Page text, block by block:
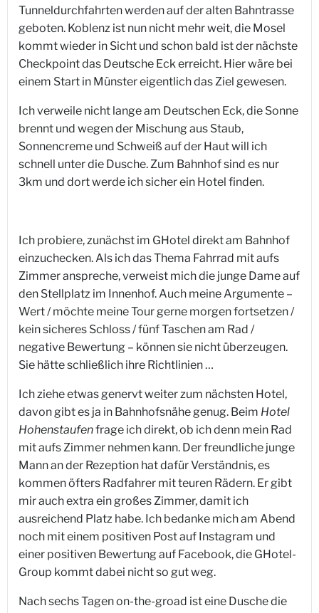
Tunneldurchfahrten werden auf der alten Bahntrasse
geboten. Koblenz ist nun nicht mehr weit, die Mosel
kommt wieder in Sicht und schon bald ist der nächste
Checkpoint das Deutsche Eck erreicht. Hier wäre bei
einem Start in Münster eigentlich das Ziel gewesen.
Ich verweile nicht lange am Deutschen Eck, die Sonne
brennt und wegen der Mischung aus Staub,
Sonnencreme und Schweiß auf der Haut will ich
schnell unter die Dusche. Zum Bahnhof sind es nur
3km und dort werde ich sicher ein Hotel finden.
Ich probiere, zunächst im GHotel direkt am Bahnhof
einzuchecken. Als ich das Thema Fahrrad mit aufs
Zimmer anspreche, verweist mich die junge Dame auf
den Stellplatz im Innenhof. Auch meine Argumente –
Wert / möchte meine Tour gerne morgen fortsetzen /
kein sicheres Schloss / fünf Taschen am Rad /
negative Bewertung – können sie nicht überzeugen.
Sie hätte schließlich ihre Richtlinien …
Ich ziehe etwas genervt weiter zum nächsten Hotel,
davon gibt es ja in Bahnhofsnähe genug. Beim Hotel
Hohenstaufenfrage ich direkt, ob ich denn mein Rad
mit aufs Zimmer nehmen kann. Der freundliche junge
Mann an der Rezeption hat dafür Verständnis, es
kommen öfters Radfahrer mit teuren Rädern. Er gibt
mir auch extra ein großes Zimmer, damit ich
ausreichend Platz habe. Ich bedanke mich am Abend
noch mit einem positiven Post auf Instagram und
einer positiven Bewertung auf Facebook, die GHotel-
Group kommt dabei nicht so gut weg.
Nach sechs Tagen on-the-groad ist eine Dusche die